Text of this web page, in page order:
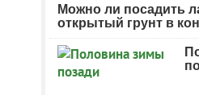
Можно ли посадить
открытый грунт в